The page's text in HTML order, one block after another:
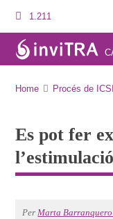
1.211
Home Procés de ICSI
Es pot fer
PerMarta Barranquero